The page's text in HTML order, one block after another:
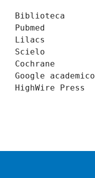
Biblioteca
Pubmed
Lilacs
Scielo
Cochrane
Google academico
HighWire Press